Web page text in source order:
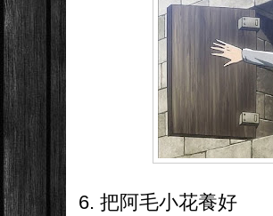
6. 把阿毛小花養好